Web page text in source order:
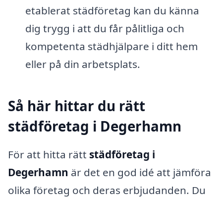
etablerat städföretag kan du känna
dig trygg i att du får pålitliga och
kompetenta städhjälpare i ditt hem
eller på din arbetsplats.
Så här hittar du rätt
städföretag i Degerhamn
För att hitta rätt städföretag i
Degerhamn är det en god idé att jämföra
olika företag och deras erbjudanden. Du